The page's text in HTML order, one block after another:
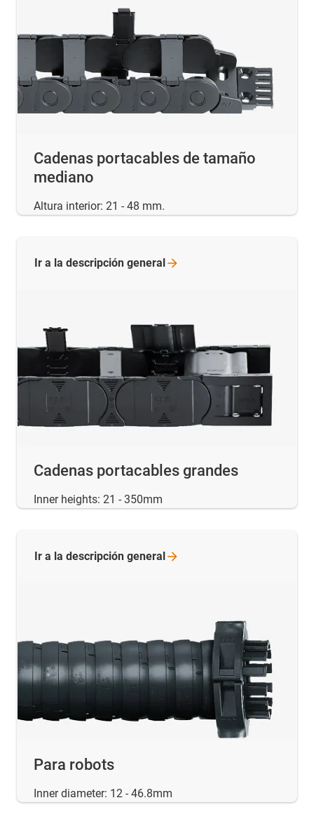
Cadenas portacables de tamaño
mediano
Altura interior: 21 - 48 mm.
Cadenas portacables grandes
Inner heights: 21 - 350mm
Ir a la descripción general
Para robots
Inner diameter: 12 - 46.8mm
Ir a la descripción general